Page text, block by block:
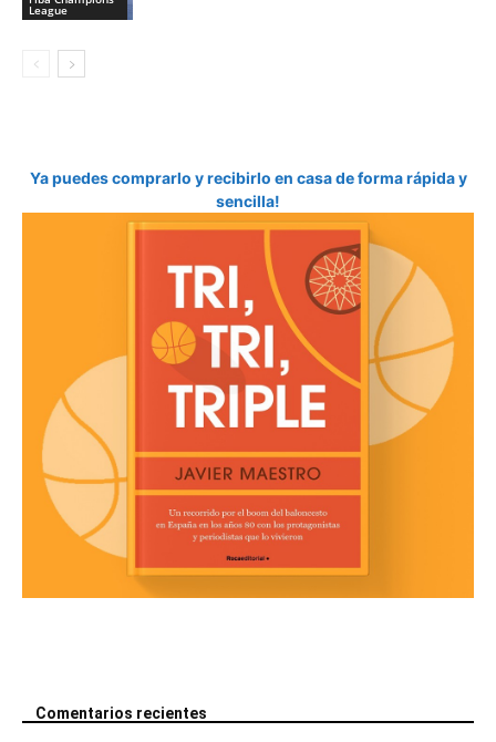
League
Ya puedes comprarlo y recibirlo en casa de forma rápida y
sencilla!
Comentarios recientes